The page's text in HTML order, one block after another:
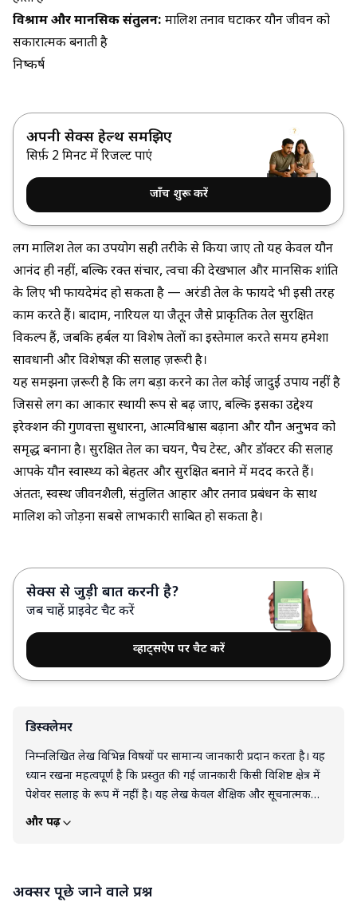
विश्राम और मानसिक संतुलन: मालिश तनाव घटाकर यौन जीवन को
सकारात्मक बनाती है
निष्कर्ष
अपनी सेक्स हेल्थ समझिए
सिर्फ़ 2 मिनट में रिजल्ट पाएं
जाँच शुरू करें
लिंग मालिश तेल का उपयोग सही तरीके से किया जाए तो यह केवल यौन
आनंद ही नहीं, बल्कि रक्त संचार, त्वचा की देखभाल और मानसिक शांति
के लिए भी फायदेमंद हो सकता है — अरंडी तेल के फायदेभी इसी तरह
काम करते हैं। बादाम, नारियल या जैतून जैसे प्राकृतिक तेल सुरक्षित
विकल्प हैं, जबकि हर्बल या विशेष तेलों का इस्तेमाल करते समय हमेशा
सावधानी और विशेषज्ञ की सलाह ज़रूरी है।
यह समझना ज़रूरी है किलिंग बड़ा करने का तेलकोई जादुई उपाय नहीं है
जिससे लिंग का आकार स्थायी रूप से बढ़ जाए, बल्कि इसका उद्देश्य
इरेक्शन की गुणवत्ता सुधारना, आत्मविश्वास बढ़ाना और यौन अनुभव को
समृद्ध बनाना है। सुरक्षित तेल का चयन, पैच टेस्ट, और डॉक्टर की सलाह
आपके यौन स्वास्थ्य को बेहतर और सुरक्षित बनाने में मदद करते हैं।
अंततः, स्वस्थ जीवनशैली, संतुलित आहार और तनाव प्रबंधन के साथ
मालिश को जोड़ना सबसे लाभकारी साबित हो सकता है।
सेक्स से जुड़ी बात करनी है?
जब चाहें प्राइवेट चैट करें
व्हाट्सऐप पर चैट करें
डिस्क्लेमर
निम्नलिखित लेख विभिन्न विषयों पर सामान्य जानकारी प्रदान करता है। यह
ध्यान रखना महत्वपूर्ण है कि प्रस्तुत की गई जानकारी किसी विशिष्ट क्षेत्र में
पेशेवर सलाह के रूप में नहीं है। यह लेख केवल शैक्षिक और सूचनात्मक
उद्देश्यों के लिए है। इस लेख को किसी भी उत्पाद, सेवा या जानकारी के
लागू या कार्यान्वित करते समय व्यक्तिगत निर्णय, आलोचनात्मक सोच और
और पढ़ें
अक्सर पूछे जाने वाले प्रश्न